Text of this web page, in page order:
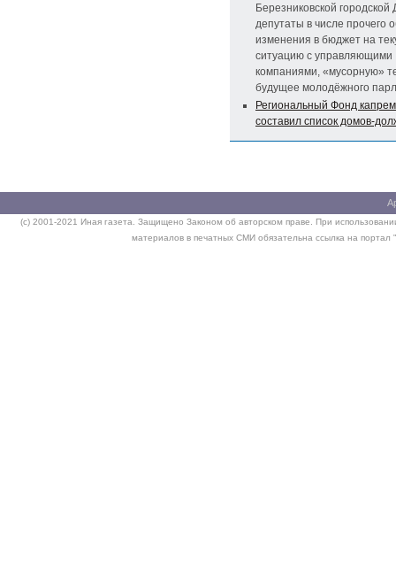
Березниковской городской
депутаты в числе прочего
изменения в бюджет на
ситуацию с управляющими
компаниями, «мусорную»
будущее молодёжного
Региональный Фонд
составил список домов-
(c) 2001-2021 Иная газета. Защищено Законом об авторском праве. При
материалов в печатных СМИ обязательна ссылка на